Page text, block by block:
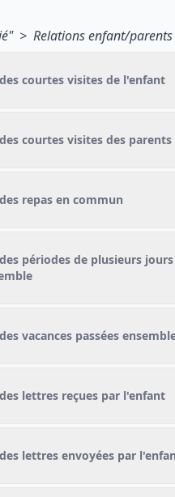
> Relations enfant/parents
courtes visites de l'enfant
courtes visites des parents
repas en commun
périodes de plusieurs jours
vacances passées
lettres reçues par l'enfant
lettres envoyées par